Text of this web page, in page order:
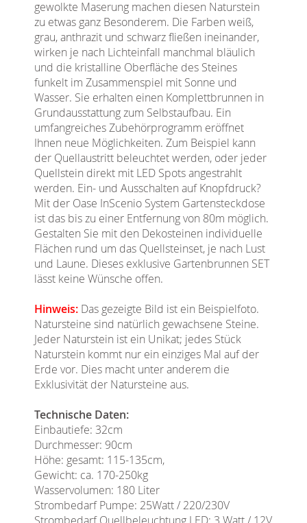
gewolkte Maserung machen diesen Naturstein
zu etwas ganz Besonderem. Die Farben weiß,
grau, anthrazit und schwarz fließen ineinander,
wirken je nach Lichteinfall manchmal bläulich
und die kristalline Oberfläche des Steines
funkelt im Zusammenspiel mit Sonne und
Wasser. Sie erhalten einen Komplettbrunnen in
Grundausstattung zum Selbstaufbau. Ein
umfangreiches Zubehörprogramm eröffnet
Ihnen neue Möglichkeiten. Zum Beispiel kann
der Quellaustritt beleuchtet werden, oder jeder
Quellstein direkt mit LED Spots angestrahlt
werden. Ein- und Ausschalten auf Knopfdruck?
Mit der Oase InScenio System Gartensteckdose
ist das bis zu einer Entfernung von 80m möglich.
Gestalten Sie mit den Dekosteinen individuelle
Flächen rund um das Quellsteinset, je nach Lust
und Laune. Dieses exklusive Gartenbrunnen SET
lässt keine Wünsche offen.
Hinweis: Das gezeigte Bild ist ein Beispielfoto.
Natursteine sind natürlich gewachsene Steine.
Jeder Naturstein ist ein Unikat; jedes Stück
Naturstein kommt nur ein einziges Mal auf der
Erde vor. Dies macht unter anderem die
Exklusivität der Natursteine aus.
Technische Daten:
Einbautiefe: 32cm
Durchmesser: 90cm
Höhe: gesamt: 115-135cm,
Gewicht: ca. 170-250kg
Wasservolumen: 180 Liter
Strombedarf Pumpe: 25Watt / 220/230V